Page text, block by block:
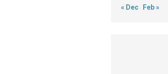
« Dec Feb »